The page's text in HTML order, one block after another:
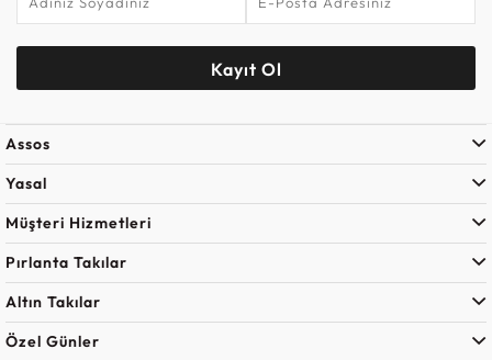
Kayıt Ol
Assos
Yasal
Müşteri Hizmetleri
Pırlanta Takılar
Altın Takılar
Özel Günler